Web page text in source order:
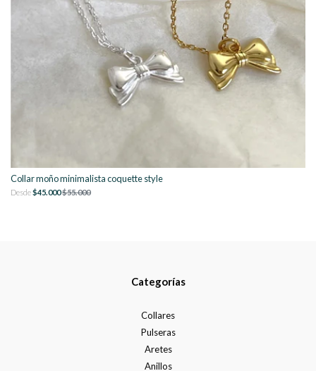
Collar moño minimalista coquette style
Desde$45.000$55.000
Categorías
Collares
Pulseras
Aretes
Anillos